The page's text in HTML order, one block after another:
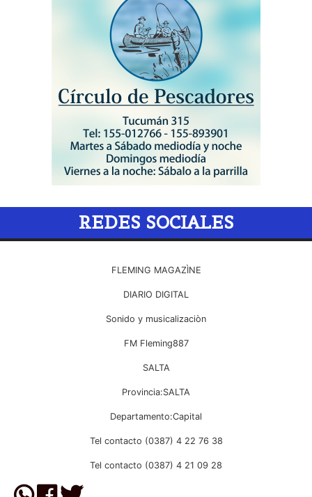
REDES SOCIALES
FLEMING MAGAZÌNE
DIARIO DIGITAL
Sonido y musicalizaciòn
FM Fleming887
SALTA
Provincia:SALTA
Departamento:Capital
Tel contacto (0387) 4 22 76 38
Tel contacto (0387) 4 21 09 28